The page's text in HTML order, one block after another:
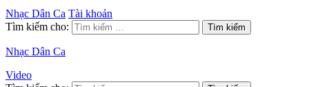
Nhạc Dân Ca Tài khoản
Tìm kiếm cho:
Nhạc Dân Ca
Video